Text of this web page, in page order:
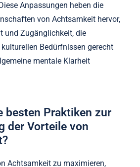
Kontexte integriert, die lokale
Werte widerspiegeln. Zum
Achtsamkeit oft mit dem Zen-
gebracht, der
betont. In westlichen Kulturen
mit Stressreduktion und
Anpassungen heben die
von Achtsamkeit hervor,
und Zugänglichkeit, die
mentale Klarheit